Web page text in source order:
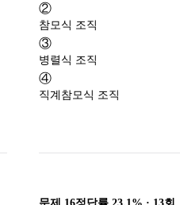
②
참모식 조직
③
병렬식 조직
④
직계참모식 조직